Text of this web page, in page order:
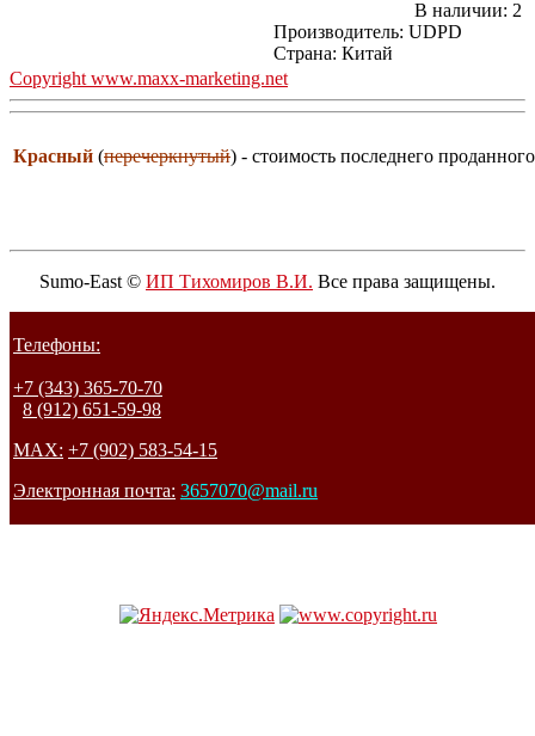
В наличии: 2
Производитель: UDPD
Страна: Китай
Copyright www.maxx-marketing.net
Красный (перечеркнутый) - стоимость последнего
Sumo-East © ИП Тихомиров В.И. Все права защищены.
Телефоны:
+7 (343) 365-70-70
8 (912) 651-59-98
MAX: +7 (902) 583-54-15
Электронная почта: 3657070@mail.ru